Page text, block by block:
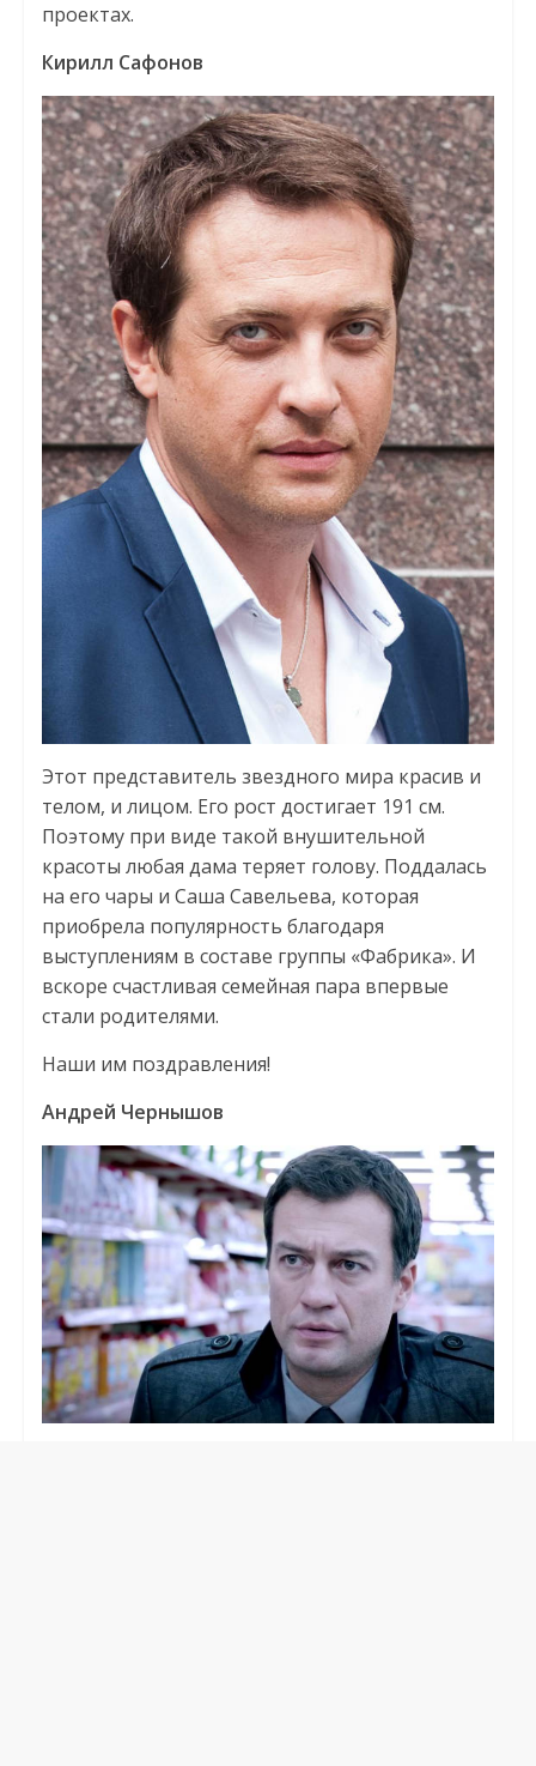
проектах.
Кирилл Сафонов
Этот представитель звездного мира красив и
телом, и лицом. Его рост достигает 191 см.
Поэтому при виде такой внушительной
красоты любая дама теряет голову. Поддалась
на его чары и Саша Савельева, которая
приобрела популярность благодаря
выступлениям в составе группы «Фабрика». И
вскоре счастливая семейная пара впервые
стали родителями.
Наши им поздравления!
Андрей Чернышов